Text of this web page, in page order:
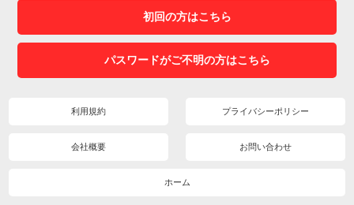
初回の方はこちら
パスワードがご不明の方はこちら
利用規約 プライバシーポリシー
会社概要 お問い合わせ
ホーム